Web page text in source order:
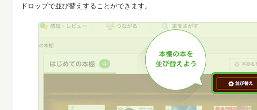
ドロップで並び替えすることができます。